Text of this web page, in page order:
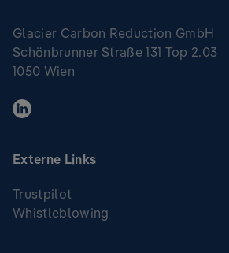
Glacier Carbon Reduction GmbH
Schönbrunner Straße 131 Top 2.03
1050 Wien
Externe Links
Trustpilot
Whistleblowing